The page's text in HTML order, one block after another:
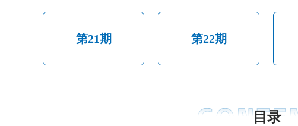
第21期 第22期
目录